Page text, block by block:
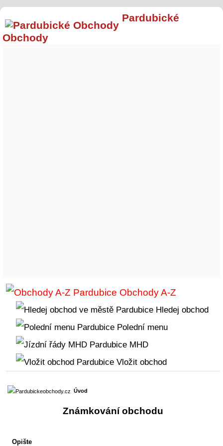
Pardubické
Obchody
Obchody A-Z
Hledej obchod
Polední menu
MHD
Vložit obchod
Úvod
Známkování obchodu
Opište